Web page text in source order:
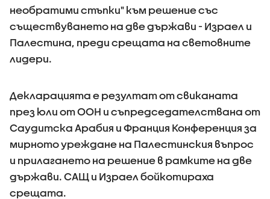
необратими стъпки" към решение със
съществуването на две държави - Израел и
Палестина, преди срещата на световните
лидери.
Декларацията е резултат от свиканата
през юли от ООН и съпредседателствана от
Саудитска Арабия и Франция Конференция за
мирното уреждане на Палестинския въпрос
и прилагането на решение в рамките на две
държави. САЩ и Израел бойкотираха
срещата.